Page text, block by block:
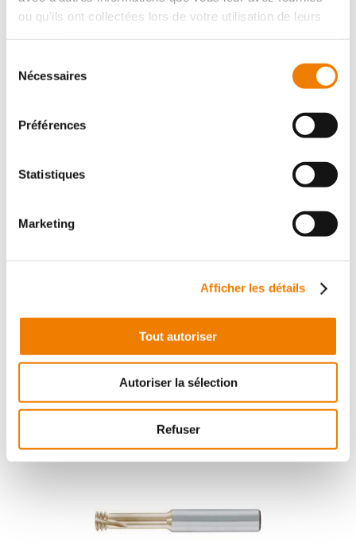
ou qu'ils ont collectées lors de votre utilisation de leurs
Nécessaires
Préférences
Statistiques
Marketing
Afficher les détails
Tout autoriser
Autoriser la sélection
Refuser
Tarauds pour filets rapportés
View the 3 subfamilies